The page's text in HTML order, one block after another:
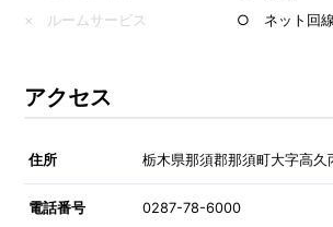
× ルームサービス
○ ネット回
アクセス
住所 栃木県那須郡那須町大字高久
電話番号 0287-78-6000